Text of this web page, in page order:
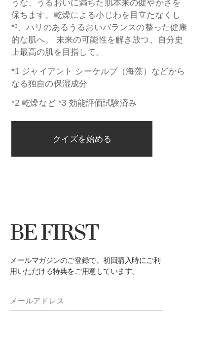
BE FIRST
メールマガジンのご登録で、初回購入時にご利
用いただける特典をご用意しています。